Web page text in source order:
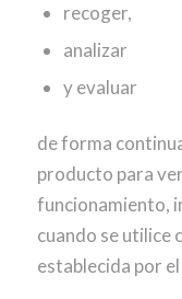
recoger,
analizar
y evaluar
de forma
producto para
funcionamiento,
cuando se utilice
establecida por